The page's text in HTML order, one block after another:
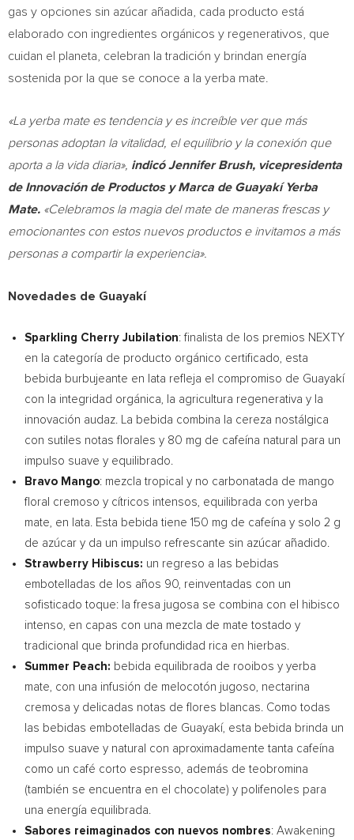
gas y opciones sin azúcar añadida, cada producto está
elaborado con ingredientes orgánicos y regenerativos, que
cuidan el planeta, celebran la tradición y brindan energía
sostenida por la que se conoce a la yerba mate.
«La yerba mate es tendencia y es increíble ver que más
personas adoptan la vitalidad, el equilibrio y la conexión que
aporta a la vida diaria», indicóJennifer Brush, vicepresidenta
de Innovación de Productos y Marca de Guayakí Yerba
Mate. «Celebramos la magia del mate de maneras frescas y
emocionantes con estos nuevos productos e invitamos a más
personas a compartir la experiencia».
Novedades de Guayakí
Sparkling Cherry Jubilation: finalista de los premios NEXTY
en la categoría de producto orgánico certificado, esta
bebida burbujeante en lata refleja el compromiso de Guayakí
con la integridad orgánica, la agricultura regenerativa y la
innovación audaz. La bebida combina la cereza nostálgica
con sutiles notas florales y 80 mg de cafeína natural para un
impulso suave y equilibrado.
Bravo Mango: mezcla tropical y no carbonatada de mango
floral cremoso y cítricos intensos, equilibrada con yerba
mate, en lata. Esta bebida tiene 150 mg de cafeína y solo 2 g
de azúcar y da un impulso refrescante sin azúcar añadido.
Strawberry Hibiscus: un regreso a las bebidas
embotelladas de los años 90, reinventadas con un
sofisticado toque: la fresa jugosa se combina con el hibisco
intenso, en capas con una mezcla de mate tostado y
tradicional que brinda profundidad rica en hierbas.
Summer Peach: bebida equilibrada de rooibos y yerba
mate, con una infusión de melocotón jugoso, nectarina
cremosa y delicadas notas de flores blancas. Como todas
las bebidas embotelladas de Guayakí, esta bebida brinda un
impulso suave y natural con aproximadamente tanta cafeína
como un café corto espresso, además de teobromina
(también se encuentra en el chocolate) y polifenoles para
una energía equilibrada.
Sabores reimaginados con nuevos nombres: Awakening